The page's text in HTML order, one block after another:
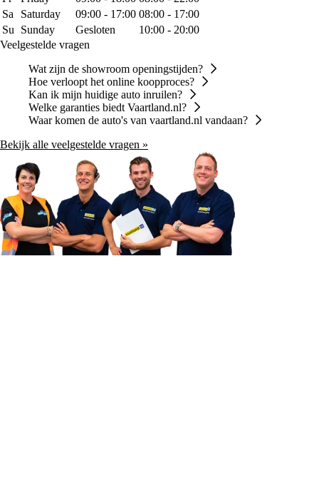
Sa
Saturday 09:00 - 17:00 08:00 - 17:00
Su
Sunday Gesloten
10:00 - 20:00
Veelgestelde vragen
Wat zijn de showroom openingstijden?
Hoe verloopt het online koopproces?
Kan ik mijn huidige auto inruilen?
Welke garanties biedt Vaartland.nl?
Waar komen de auto's van vaartland.nl vandaan?
Bekijk alle veelgestelde vragen »